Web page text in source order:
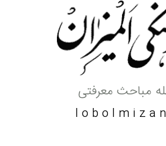
مباحث معرفتی